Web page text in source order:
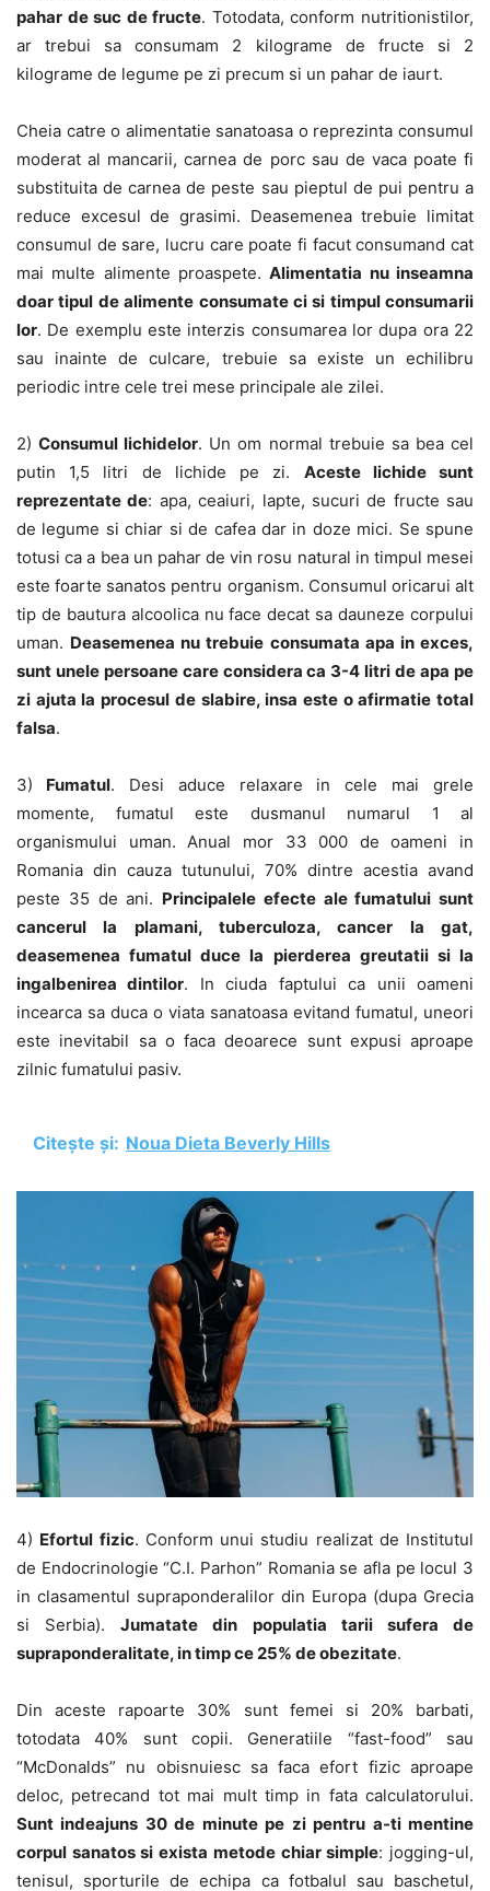
pahar de suc de fructe. Totodata, conform nutritionistilor,
ar trebui sa consumam 2 kilograme de fructe si 2
kilograme de legume pe zi precum si un pahar de iaurt.
Cheia catre o alimentatie sanatoasa o reprezinta consumul
moderat al mancarii, carnea de porc sau de vaca poate fi
substituita de carnea de peste sau pieptul de pui pentru a
reduce excesul de grasimi. Deasemenea trebuie limitat
consumul de sare, lucru care poate fi facut consumand cat
mai multe alimente proaspete.Alimentatia nu inseamna
doar tipul de alimente consumate ci si timpul consumarii
lor. De exemplu este interzis consumarea lor dupa ora 22
sau inainte de culcare, trebuie sa existe un echilibru
periodic intre cele trei mese principale ale zilei.
2)Consumul lichidelor. Un om normal trebuie sa bea cel
putin 1,5 litri de lichide pe zi. Aceste lichide sunt
reprezentate de: apa, ceaiuri, lapte, sucuri de fructe sau
de legume si chiar si de cafea dar in doze mici. Se spune
totusi ca a bea un pahar de vin rosu natural in timpul mesei
este foarte sanatos pentru organism. Consumul oricarui alt
tip de bautura alcoolica nu face decat sa dauneze corpului
uman. Deasemenea nu trebuie consumata apa in exces,
sunt unele persoane care considera ca 3-4 litri de apa pe
zi ajuta la procesul de slabire, insa este o afirmatie total
falsa.
3) Fumatul. Desi aduce relaxare in cele mai grele
momente, fumatul este dusmanul numarul 1 al
organismului uman. Anual mor 33 000 de oameni in
Romania din cauza tutunului, 70% dintre acestia avand
peste 35 de ani. Principalele efecte ale fumatului sunt
cancerul la plamani, tuberculoza, cancer la gat,
deasemenea fumatul duce la pierderea greutatii si la
ingalbenirea dintilor. In ciuda faptului ca unii oameni
incearca sa duca o viata sanatoasa evitand fumatul, uneori
este inevitabil sa o faca deoarece sunt expusi aproape
zilnic fumatului pasiv.
Citește și: Noua Dieta Beverly Hills
4) Efortul fizic. Conform unui studiu realizat de Institutul
de Endocrinologie “C.I. Parhon” Romania se afla pe locul 3
in clasamentul supraponderalilor din Europa (dupa Grecia
si Serbia).Jumatate din populatia tarii sufera de
supraponderalitate, in timp ce 25% de obezitate.
Din aceste rapoarte 30% sunt femei si 20% barbati,
totodata 40% sunt copii. Generatiile “fast-food” sau
“McDonalds” nu obisnuiesc sa faca efort fizic aproape
deloc, petrecand tot mai mult timp in fata calculatorului.
Sunt indeajuns 30 de minute pe zi pentru a-ti mentine
corpul sanatos si exista metode chiar simple: jogging-ul,
tenisul, sporturile de echipa ca fotbalul sau baschetul,